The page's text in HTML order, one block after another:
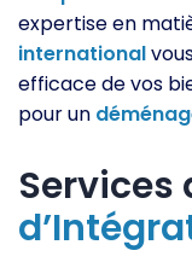
expertise en
international
efficace de vos
pour un
Services